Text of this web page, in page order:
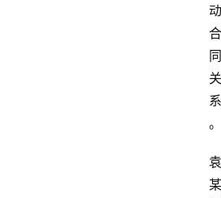
动
合
同
关
系
。
袁
某